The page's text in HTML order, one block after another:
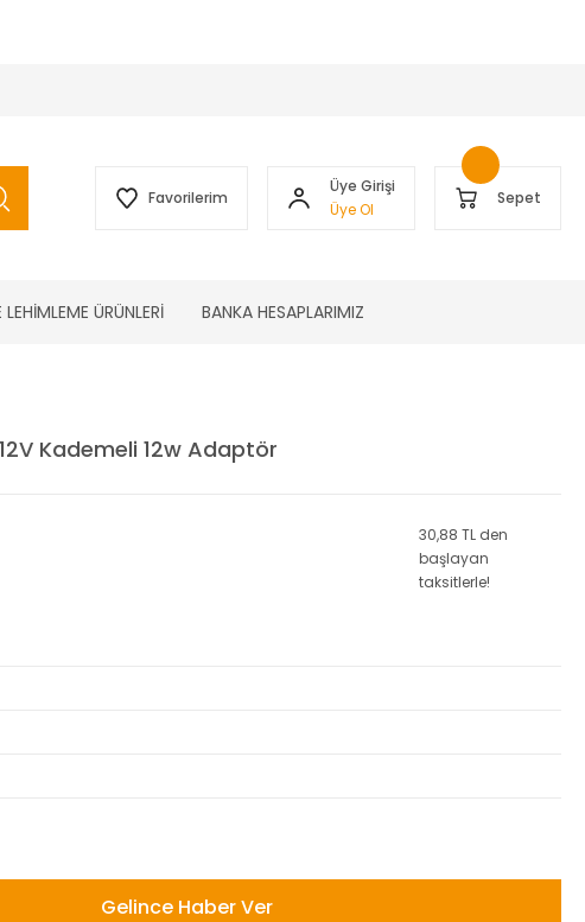
Favorilerim
Üye Girişi
Üye Ol
Sepet
ÜRÜNLERİ BANKA HESAPLARIMIZ
Kademeli 12w Adaptör
30,88 TL den
başlayan
taksitlerle!
Gelince Haber Ver